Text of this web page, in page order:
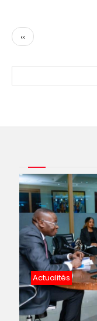
Page
précédente
‹‹
Actualités